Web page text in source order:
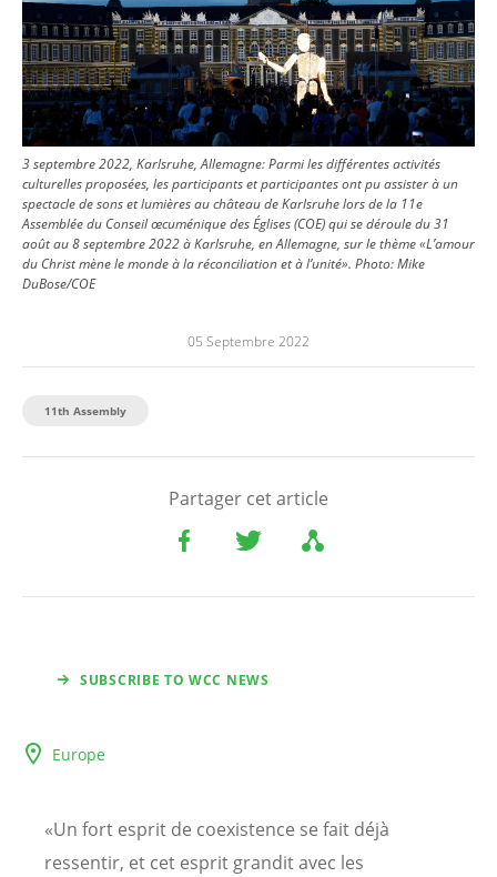
3 septembre 2022, Karlsruhe, Allemagne: Parmi les différentes activités
culturelles proposées, les participants et participantes ont pu assister à un
spectacle de sons et lumières au château de Karlsruhe lors de la 11e
Assemblée du Conseil œcuménique des Églises (COE) qui se déroule du 31
août au 8 septembre 2022 à Karlsruhe, en Allemagne, sur le thème «L’amour
du Christ mène le monde à la réconciliation et à l’unité». Photo:Mike
DuBose/COE
05 Septembre 2022
11th Assembly
Partager cet article
SUBSCRIBE TO WCC NEWS
Europe
«Un fort esprit de coexistence se fait déjà
ressentir, et cet esprit grandit avec les